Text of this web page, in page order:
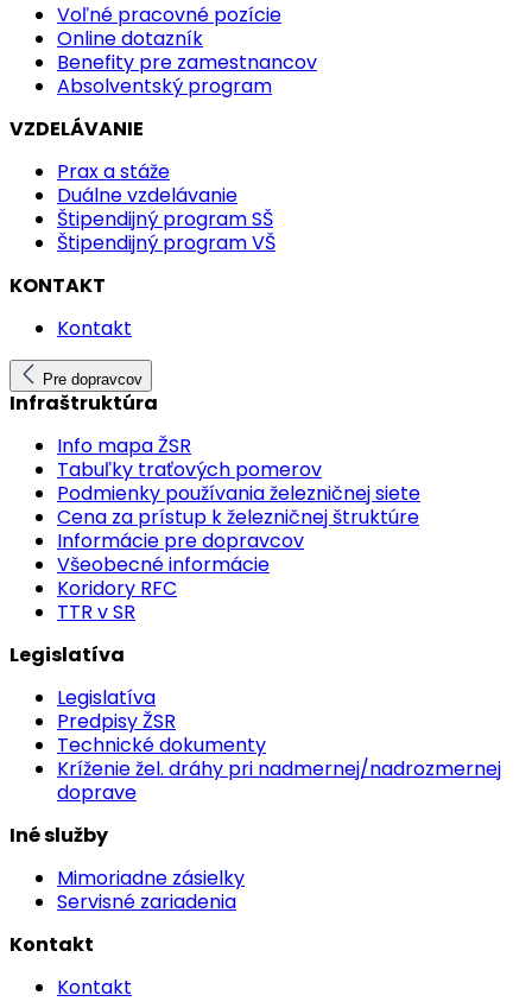
Voľné pracovné pozície
Online dotazník
Benefity pre zamestnancov
Absolventský program
VZDELÁVANIE
Prax a stáže
Duálne vzdelávanie
Štipendijný program SŠ
Štipendijný program VŠ
KONTAKT
Kontakt
Pre dopravcov
Infraštruktúra
Info mapa ŽSR
Tabuľky traťových pomerov
Podmienky používania železničnej siete
Cena za prístup k železničnej štruktúre
Informácie pre dopravcov
Všeobecné informácie
Koridory RFC
TTR v SR
Legislatíva
Legislatíva
Predpisy ŽSR
Technické dokumenty
Kríženie žel. dráhy pri nadmernej/nadrozmernej
doprave
Iné služby
Mimoriadne zásielky
Servisné zariadenia
Kontakt
Kontakt